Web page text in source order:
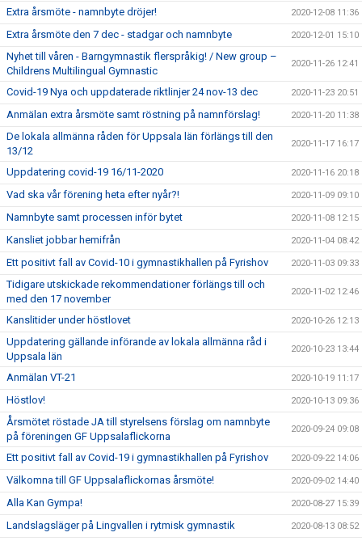
Extra årsmöte - namnbyte dröjer! 2020-12-08 11:36
Extra årsmöte den 7 dec - stadgar och namnbyte 2020-12-01 15:10
Nyhet till våren - Barngymnastik flerspråkig! / New group –
Childrens Multilingual Gymnastic
2020-11-26 12:41
Covid-19 Nya och uppdaterade riktlinjer 24 nov-13 dec 2020-11-23 20:51
Anmälan extra årsmöte samt röstning på namnförslag! 2020-11-20 11:38
De lokala allmänna råden för Uppsala län förlängs till den
13/12
2020-11-17 16:17
Uppdatering covid-19 16/11-2020 2020-11-16 20:18
Vad ska vår förening heta efter nyår?! 2020-11-09 09:10
Namnbyte samt processen inför bytet 2020-11-08 12:15
Kansliet jobbar hemifrån 2020-11-04 08:42
Ett positivt fall av Covid-10 i gymnastikhallen på Fyrishov 2020-11-03 09:33
Tidigare utskickade rekommendationer förlängs till och
med den 17 november
2020-11-02 12:46
Kanslitider under höstlovet 2020-10-26 12:13
Uppdatering gällande införande av lokala allmänna råd i
Uppsala län
2020-10-23 13:44
Anmälan VT-21 2020-10-19 11:17
Höstlov! 2020-10-13 09:36
Årsmötet röstade JA till styrelsens förslag om namnbyte
på föreningen GF Uppsalaflickorna
2020-09-24 09:08
Ett positivt fall av Covid-19 i gymnastikhallen på Fyrishov 2020-09-22 14:06
Välkomna till GF Uppsalaflickornas årsmöte! 2020-09-02 14:40
Alla Kan Gympa! 2020-08-27 15:39
Landslagsläger på Lingvallen i rytmisk gymnastik 2020-08-13 08:52